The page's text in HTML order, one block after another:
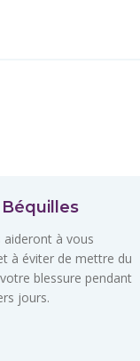
Béquilles
aideront à vous
à éviter de mettre du
blessure pendant
jours.